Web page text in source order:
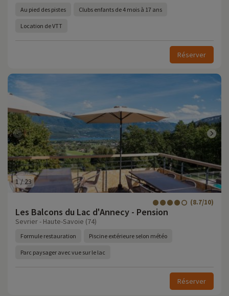
Au pied des pistes Clubs enfants de 4 mois à 17 ans
Location de VTT
Réserver
1/23
Les Balcons du Lac d'Annecy - Pension
(8.7/10)
Sevrier - Haute-Savoie (74)
Formule restauration Piscine extérieure selon météo
Parc paysager avec vue sur le lac
Réserver